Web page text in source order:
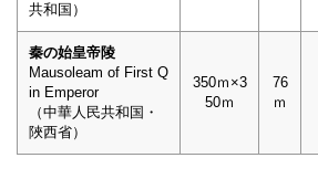
共和国）
秦の始皇帝陵
Mausoleam of First Q
in Emperor
（中華人民共和国・
陜西省）
350ｍ×3
50ｍ
76
ｍ